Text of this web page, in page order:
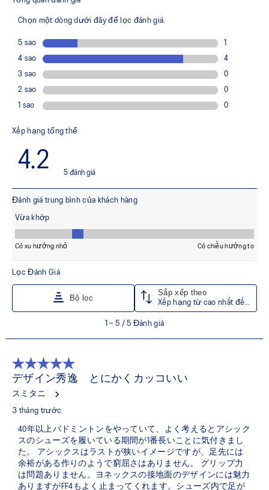
Được thiết kế để cải thiện độ nảy và chiều cao bật nhảy.
Mềm mại và đàn hồi hơn so với đệm FLYTEFOAM™,
mang lại sự êm ái và khả năng phản hồi vượt trội.
Hệ thống TWISTRUSS™
Giúp cải thiện khả năng uốn cong và xoắn, từ đó giảm thất
thoát lực khi bàn chân thực hiện các chuyển động uốn và
xoay. Kết cấu cứng cáp giúp chống xoắn và hoàn trả năng
Công nghệ 3D SPACE CONSTRUCTION™
Giúp cải thiện độ linh hoạt.
MAGIC Ventilation
Các lỗ thoáng khí ở đáy giày kết nối trực tiếp với bên trong
giày. Khi kết hợp với lót giày thông gió, cho phép nhiệt từ
lòng bàn chân thoát ra ngoài, giúp giảm cảm giác khó chịu
và hạn chế quá nhiệt.
Các rãnh trên đế ngoài giúp cải thiện khả năng xoay,
tăng sự linh hoạt và thúc đẩy chuyển tiếp mượt mà
Lớp lót giày được sản xuất bằng công nghệ nhuộm
dung dịch, giúp giảm khoảng 33% lượng nước sử dụng
và khoảng 45% lượng khí thải carbon so với công nghệ
nhuộm truyền thống.